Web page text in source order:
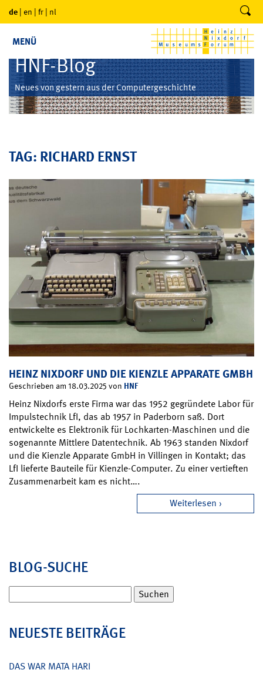
de | en | fr | nl
MENÜ
HNF-Blog
Neues von gestern aus der Computergeschichte
TAG: RICHARD ERNST
HEINZ NIXDORF UND DIE KIENZLE APPARATE GMBH
Geschrieben am 18.03.2025 von HNF
Heinz Nixdorfs erste Firma war das 1952 gegründete Labor für
Impulstechnik LfI, das ab 1957 in Paderborn saß. Dort
entwickelte es Elektronik für Lochkarten-Maschinen und die
sogenannte Mittlere Datentechnik. Ab 1963 standen Nixdorf
und die Kienzle Apparate GmbH in Villingen in Kontakt; das
LfI lieferte Bauteile für Kienzle-Computer. Zu einer vertieften
Zusammenarbeit kam es nicht….
Weiterlesen
BLOG-SUCHE
nach:
NEUESTE BEITRÄGE
DAS WAR MATA HARI